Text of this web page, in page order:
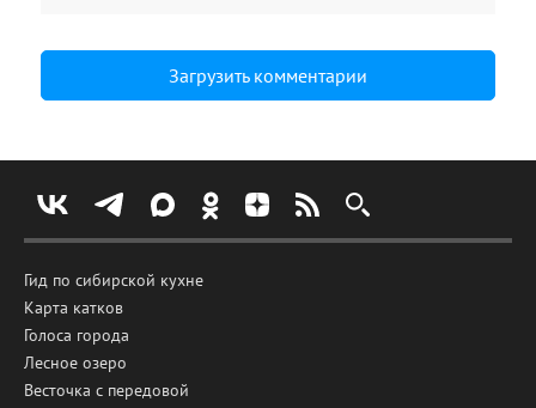
Загрузить комментарии
Гид по сибирской кухне
Карта катков
Голоса города
Лесное озеро
Весточка с передовой